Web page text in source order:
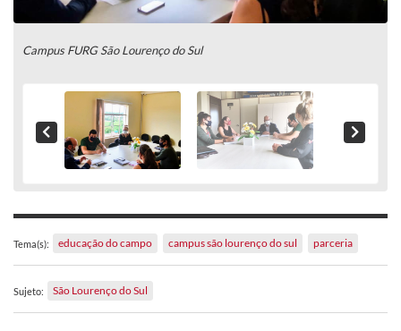
Campus FURG São Lourenço do Sul
Tema(s): educação do campo campus são lourenço do sul parceria
Sujeto: São Lourenço do Sul